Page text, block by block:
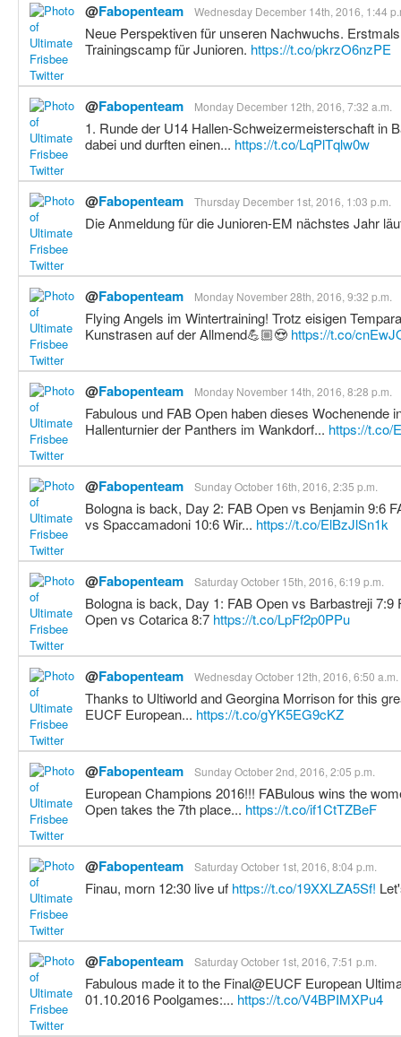
@Fabopenteam Wednesday December 14th, 2016, 1:44
Neue Perspektiven für unseren Nachwuchs.
Trainingscamp für Junioren. https://t.co/pkrzO6nzPE
@Fabopenteam Monday December 12th, 2016, 7:32 a.m.
1. Runde der U14 Hallen-Schweizermeisterschaft in
dabei und durften einen... https://t.co/LqPlTqlw0w
@Fabopenteam Thursday December 1st, 2016, 1:03 p.m.
Die Anmeldung für die Junioren-EM nächstes Jahr
@Fabopenteam Monday November 28th, 2016, 9:32 p.m.
Flying Angels im Wintertraining! Trotz eisigen
Kunstrasen auf der Allmend💪🏼😍 https://t.co/
@Fabopenteam Monday November 14th, 2016, 8:28 p.m.
Fabulous und FAB Open haben dieses Wochenende
Hallenturnier der Panthers im Wankdorf... https://t.co/
@Fabopenteam Sunday October 16th, 2016, 2:35 p.m.
Bologna is back, Day 2: FAB Open vs Benjamin 9:6
vs Spaccamadoni 10:6 Wir... https://t.co/ElBzJlSn1k
@Fabopenteam Saturday October 15th, 2016, 6:19 p.m.
Bologna is back, Day 1: FAB Open vs Barbastreji
Open vs Cotarica 8:7 https://t.co/LpFf2p0PPu
@Fabopenteam Wednesday October 12th, 2016, 6:50 a.m.
Thanks to Ultiworld and Georgina Morrison for this
EUCF European... https://t.co/gYK5EG9cKZ
@Fabopenteam Sunday October 2nd, 2016, 2:05 p.m.
European Champions 2016!!! FABulous wins the
Open takes the 7th place... https://t.co/if1CtTZBeF
@Fabopenteam Saturday October 1st, 2016, 8:04 p.m.
Finau, morn 12:30 live uf https://t.co/19XXLZA5Sf!
@Fabopenteam Saturday October 1st, 2016, 7:51 p.m.
Fabulous made it to the Final@EUCF European
01.10.2016 Poolgames:... https://t.co/V4BPIMXPu4